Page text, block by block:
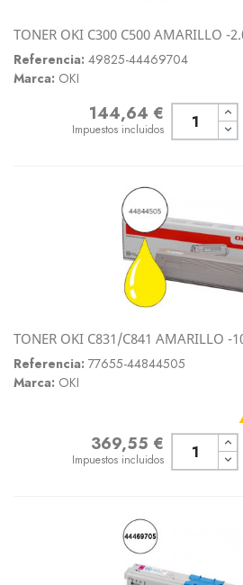
TONER OKI C300 C500 AMARILLO -
Referencia: 49825-44469704
Marca: OKI
Precio
144,64 €
Impuestos incluidos
TONER OKI C831/C841 AMARILLO -
Referencia: 77655-44844505
Marca: OKI
Precio369,55 €
Impuestos incluidos